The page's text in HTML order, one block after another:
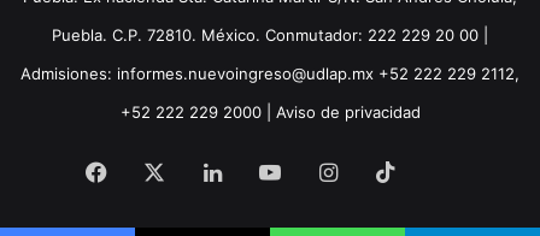
Puebla. C.P. 72810. México. Conmutador: 222 229 20 00 |
Admisiones: informes.nuevoingreso@udlap.mx +52 222 229 2112,
+52 222 229 2000 | Aviso de privacidad
Facebook LinkedInYouTubeInstagram